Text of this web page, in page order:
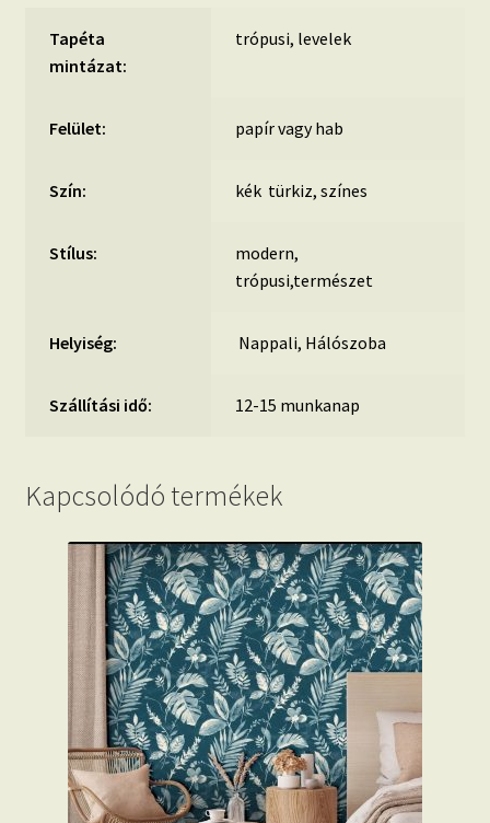
Tapéta
mintázat:
trópusi, levelek
Felület: papír vagy hab
Szín: kék türkiz, színes
Stílus:
modern,
trópusi,természet
Helyiség: Nappali, Hálószoba
Szállítási idő: 12-15 munkanap
Kapcsolódó termékek